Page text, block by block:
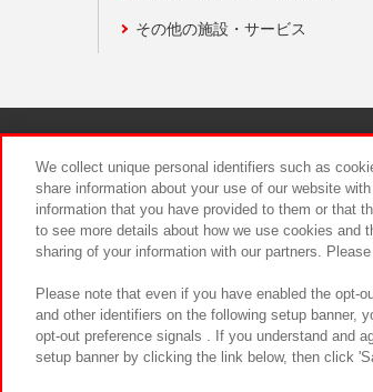
その他の施設・サービス
We collect unique personal identifiers such as
share information about your use of our website
information that you have provided to them or that
to see more details about how we use cookies and
sharing of your information with our partners.
Please note that even if you have enabled the opt-
and other identifiers on the following setup banner,
opt-out preference signals . If you understand and
setup banner by clicking the link below, then click